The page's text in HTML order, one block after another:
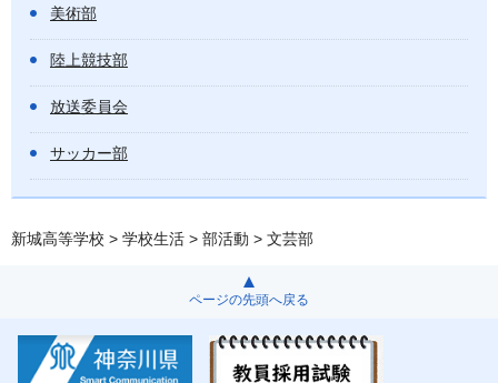
美術部
陸上競技部
放送委員会
サッカー部
新城高等学校 > 学校生活 > 部活動 > 文芸部
ページの先頭へ戻る